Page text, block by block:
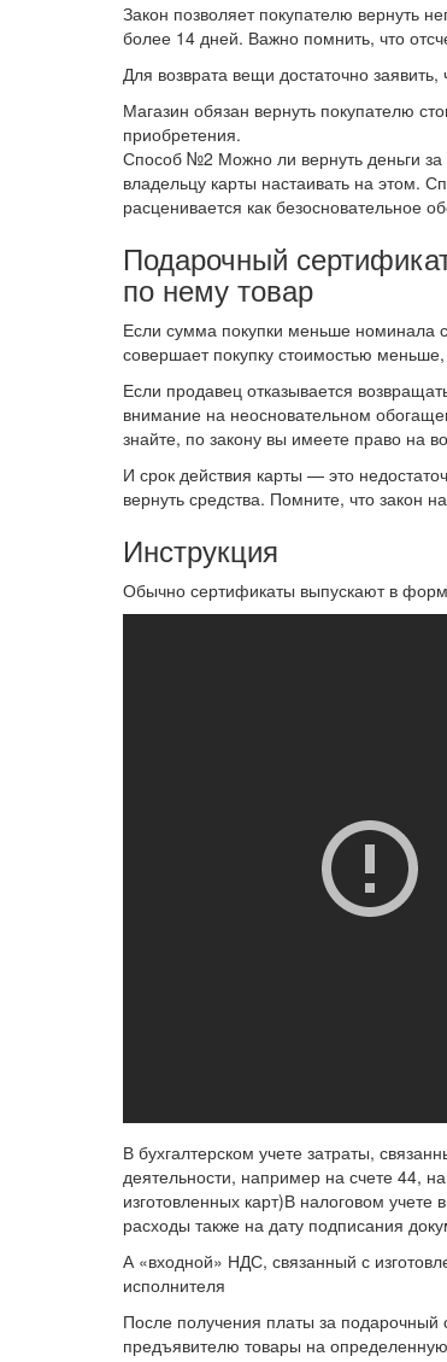
Закон позволяет покупателю вернуть
более 14 дней. Важно помнить, что
Для возврата вещи достаточно
Магазин обязан вернуть покупателю
приобретения.
Способ №2 Можно ли вернуть деньги
владельцу карты настаивать на этом.
расценивается как безосновательное
Подарочный
по нему товар
Если сумма покупки меньше номинала
совершает покупку стоимостью
Если продавец отказывается
внимание на неосновательном
знайте, по закону вы имеете право на
И срок действия карты — это
вернуть средства. Помните, что закон
Инструкция
Обычно сертификаты выпускают в
В бухгалтерском учете затраты,
деятельности, например на счете 44,
изготовленных карт)В налоговом
расходы также на дату подписания
А «входной» НДС, связанный с
исполнителя
После получения платы за подарочный
предъявителю товары на